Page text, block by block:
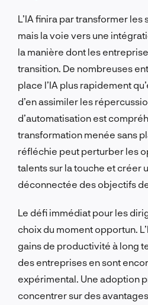
L’IA finira par transformer les
mais la voie vers une
la manière dont les
transition. De nombreuses
place l’IA plus rapidement
d’en assimiler les
d’automatisation est
transformation menée sans
réfléchie peut perturber les
talents sur la touche et créer
déconnectée des objectifs de
Le défi immédiat pour les
choix du moment opportun.
gains de productivité à long
des entreprises en sont
expérimental. Une adoption
concentrer sur des